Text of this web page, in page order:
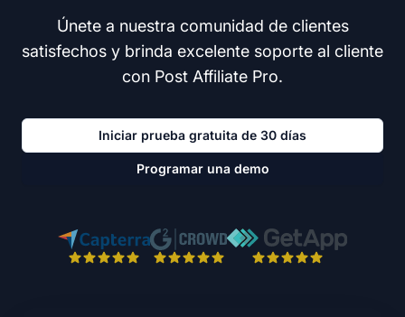
Únete a nuestra comunidad de clientes
satisfechos y brinda excelente soporte al cliente
con Post Affiliate Pro.
Iniciar prueba gratuita de 30 días
Programar una demo